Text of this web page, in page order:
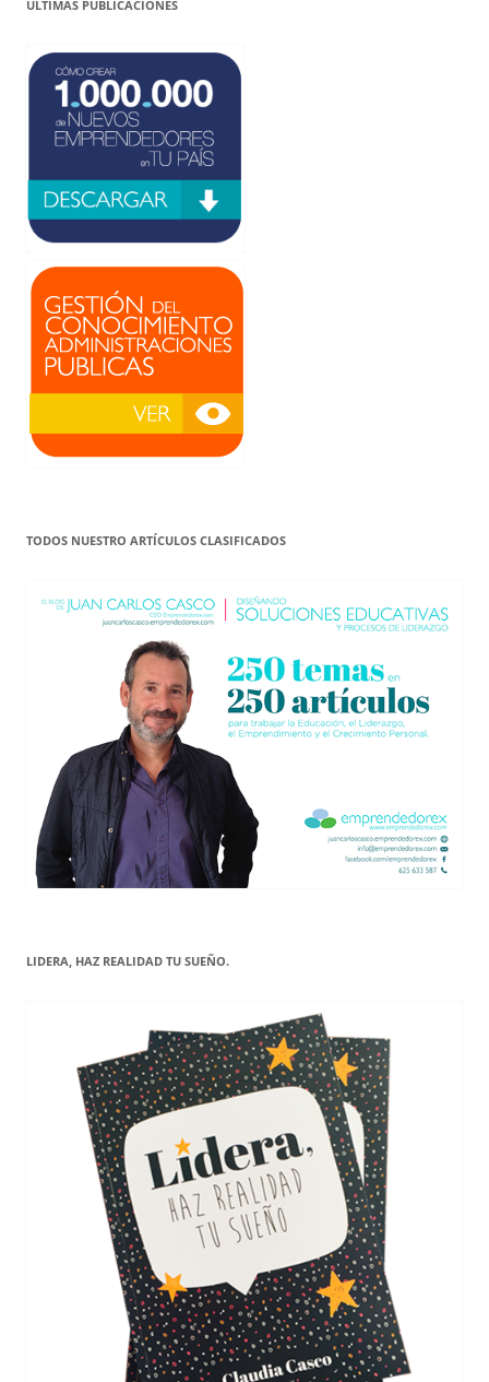
ÚLTIMAS PUBLICACIONES
TODOS NUESTRO ARTÍCULOS CLASIFICADOS
LIDERA, HAZ REALIDAD TU SUEÑO.